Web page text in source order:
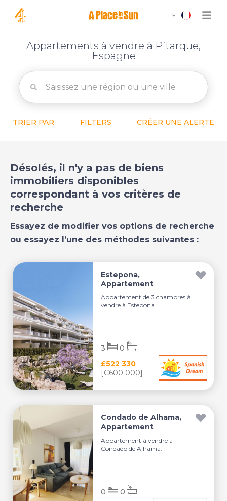
Appartements à vendre à Pitarque,
Espagne
TRIER PAR FILTERS CRÉER UNE ALERTE
Désolés, il n'y a pas de biens
immobiliers disponibles
correspondant à vos critères de
recherche
Essayez de modifier vos options de recherche
ou essayez l’une des méthodes suivantes :
Estepona,
Appartement
Appartement de 3 chambres à
vendre à Estepona.
£522 330
[€600 000]
3 0
Condado de Alhama,
Appartement
Appartement à vendre à
Condado de Alhama.
0 0